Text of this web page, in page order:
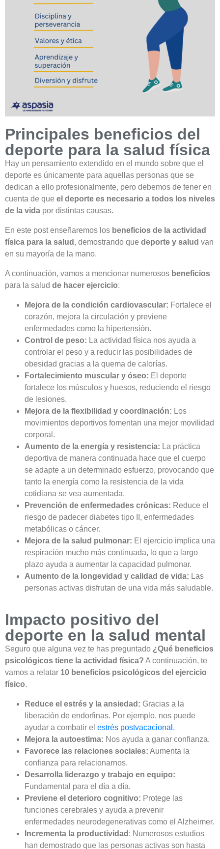
Principales beneficios del
deporte para la salud física
Hay un pensamiento extendido en el mundo sobre que el
deporte es únicamente para aquellas personas que se
dedican a ello profesionalmente, pero debemos de tener en
cuenta de que el deporte es necesario a todos los niveles
de la vida por distintas causas.
En este post enseñaremos los beneficios de la actividad
física para la salud , demostrando que deporte y salud van
en su mayoría de la mano.
A continuación, vamos a mencionar numerosos beneficios
para la salud de hacer ejercicio:
Mejora de la condición cardiovascular: Fortalece el
corazón, mejora la circulación y previene
enfermedades como la hipertensión.
Control de peso: La actividad física nos ayuda a
controlar el peso y a reducir las posibilidades de
obesidad gracias a la quema de calorías.
Fortalecimiento muscular y óseo: El deporte
fortalece los músculos y huesos, reduciendo el riesgo
de lesiones.
Mejora de la flexibilidad y coordinación: Los
movimientos deportivos fomentan una mejor movilidad
corporal.
Aumento de la energía y resistencia: La práctica
deportiva de manera continuada hace que el cuerpo
se adapte a un determinado esfuerzo, provocando que
tanto la energía como la resistencia de la vida
cotidiana se vea aumentada.
Prevención de enfermedades crónicas: Reduce el
riesgo de padecer diabetes tipo II, enfermedades
metabólicas o cáncer.
Mejora de la salud pulmonar: El ejercicio implica una
respiración mucho más continuada, lo que a largo
plazo ayuda a aumentar la capacidad pulmonar.
Aumento de la longevidad y calidad de vida: Las
personas activas disfrutan de una vida más saludable.
Impacto positivo del
deporte en la salud mental
Seguro que alguna vez te has preguntado ¿Qué beneficios
psicológicos tiene la actividad física? A continuación, te
vamos a relatar 10 beneficios psicológicos del ejercicio
físico.
Reduce el estrés y la ansiedad: Gracias a la
liberación de endorfinas. Por ejemplo, nos puede
ayudar a combatir el estrés postvacacional.
Mejora la autoestima: Nos ayuda a ganar confianza.
Favorece las relaciones sociales: Aumenta la
confianza para relacionarnos.
Desarrolla liderazgo y trabajo en equipo:
Fundamental para el día a día.
Previene el deterioro cognitivo: Protege las
funciones cerebrales y ayuda a prevenir
enfermedades neurodegenerativas como el Alzheimer.
Incrementa la productividad : Numerosos estudios
han demostrado que las personas activas son hasta